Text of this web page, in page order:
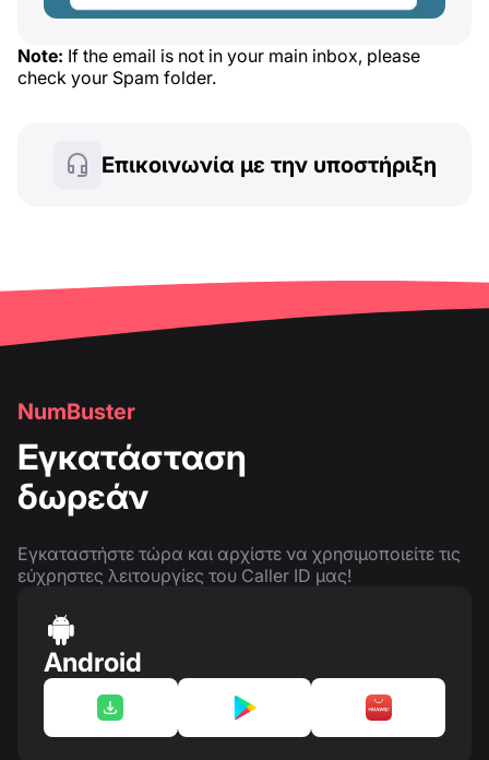
Note: If the email is not in your main inbox, please
check your Spam folder.
Επικοινωνία με την υποστήριξη
NumBuster
Εγκατάσταση
δωρεάν
Εγκαταστήστε τώρα και αρχίστε να χρησιμοποιείτε τις
εύχρηστες λειτουργίες του Caller ID μας!
Android